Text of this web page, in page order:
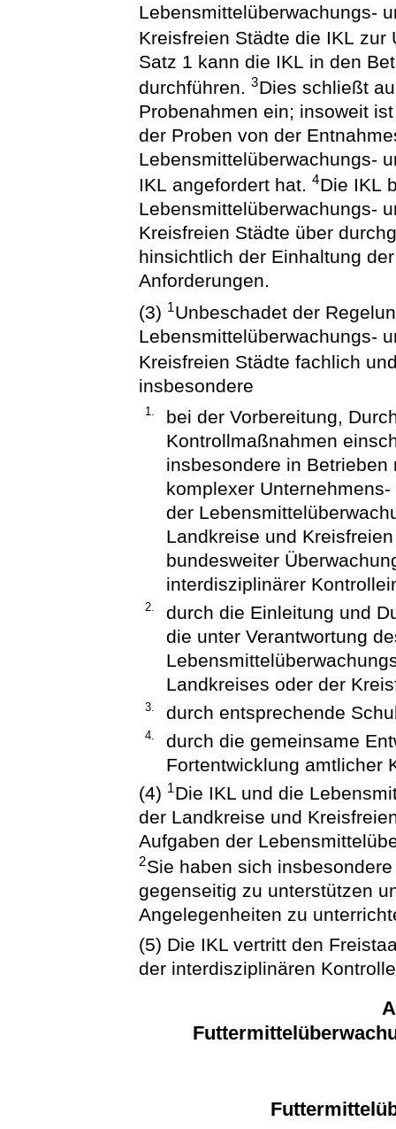
Lebensmittelüberwachungs-
Kreisfreien Städte die IKL
Satz 1 kann die IKL in den
durchführen.3Dies schließt
Probenahmen ein; insoweit
der Proben von der
Lebensmittelüberwachungs-
IKL angefordert hat.4Die IKL
Lebensmittelüberwachungs-
Kreisfreien Städte über
hinsichtlich der Einhaltung
Anforderungen.
(3) 1Unbeschadet der
Lebensmittelüberwachungs-
Kreisfreien Städte fachlich
insbesondere
1.
bei der Vorbereitung,
Kontrollmaßnahmen
insbesondere in
komplexer
der
Landkreise und
bundesweiter
interdisziplinärer
2.
durch die Einleitung und
die unter Verantwortung
Landkreises oder der
3. durch entsprechende
4.
durch die gemeinsame
Fortentwicklung amtlicher
(4) 1Die IKL und die
der Landkreise und
Aufgaben der
2Sie haben sich
gegenseitig zu unterstützen
Angelegenheiten zu
(5) Die IKL vertritt den
der interdisziplinären